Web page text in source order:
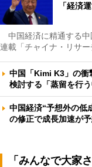
「経済
中国経済に精通する中
連載「チャイナ・リサ
中国「Kimi K3」の
検討する「蒸留を行
中国経済“予想外の
の修正で成長加速が
「みんなで大家